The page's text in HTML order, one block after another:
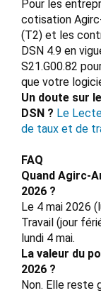
Pour les
cotisation
(T2) et les
DSN 4.9 en
S21.G00.82
que votre
Un doute sur
DSN ? Le
de taux et de
FAQ
Quand Agirc-
2026 ?
Le 4 mai 2026
Travail (jour
lundi 4 mai.
La valeur du
2026 ?
Non. Elle reste